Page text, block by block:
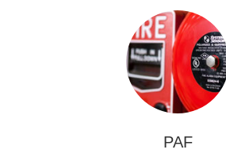
PAF